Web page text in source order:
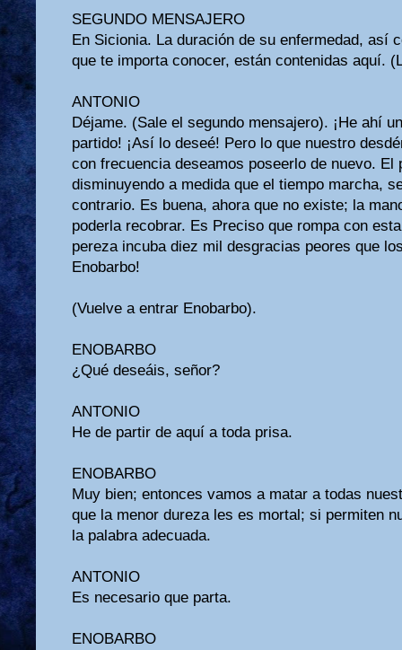
SEGUNDO MENSAJERO
En Sicionia. La duración de su enfermedad, así
que te importa conocer, están contenidas aquí.
ANTONIO
Déjame. (Sale el segundo mensajero). ¡He ahí
partido! ¡Así lo deseé! Pero lo que nuestro
con frecuencia deseamos poseerlo de nuevo. El
disminuyendo a medida que el tiempo marcha,
contrario. Es buena, ahora que no existe; la
poderla recobrar. Es Preciso que rompa con
pereza incuba diez mil desgracias peores que
Enobarbo!
(Vuelve a entrar Enobarbo).
ENOBARBO
¿Qué deseáis, señor?
ANTONIO
He de partir de aquí a toda prisa.
ENOBARBO
Muy bien; entonces vamos a matar a todas
que la menor dureza les es mortal; si permiten
la palabra adecuada.
ANTONIO
Es necesario que parta.
ENOBARBO